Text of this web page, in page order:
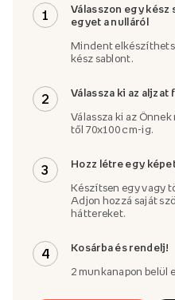
1
Válasszon egy kész
egyet a nulláról
Mindent
kész sablont.
2 Válassza ki az
Válassza ki az
től 70x100 cm-ig.
3 Hozz létre egy
Készítsen egy vagy
Adjon hozzá saját
háttereket.
4 Kosárba és rendelj!
2 munkanapon belül